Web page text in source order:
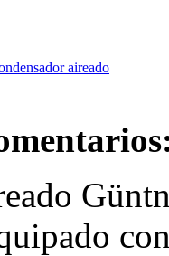
aireado